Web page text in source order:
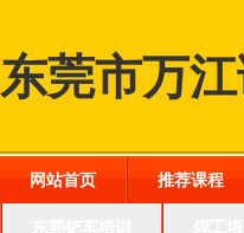
东莞市万
网站首页 推荐课程